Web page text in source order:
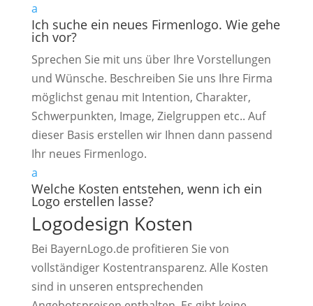
a
Ich suche ein neues Firmenlogo. Wie gehe
ich vor?
Sprechen Sie mit uns über Ihre Vorstellungen
und Wünsche. Beschreiben Sie uns Ihre Firma
möglichst genau mit Intention, Charakter,
Schwerpunkten, Image, Zielgruppen etc.. Auf
dieser Basis erstellen wir Ihnen dann passend
Ihr neues Firmenlogo.
a
Welche Kosten entstehen, wenn ich ein
Logo erstellen lasse?
Logodesign Kosten
Bei BayernLogo.de profitieren Sie von
vollständiger Kostentransparenz. Alle Kosten
sind in unseren entsprechenden